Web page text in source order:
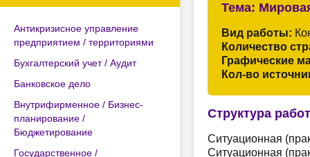
Антикризисное управление
предприятием / территориями
Бухгалтерский учет / Аудит
Банковское дело
Внутрифирменное / Бизнес-
планирование /
Бюджетирование
Государственное /
Тема:
Вид работы:
Количество
Графические
Кол-во
Структура
Ситуационная
Ситуационная